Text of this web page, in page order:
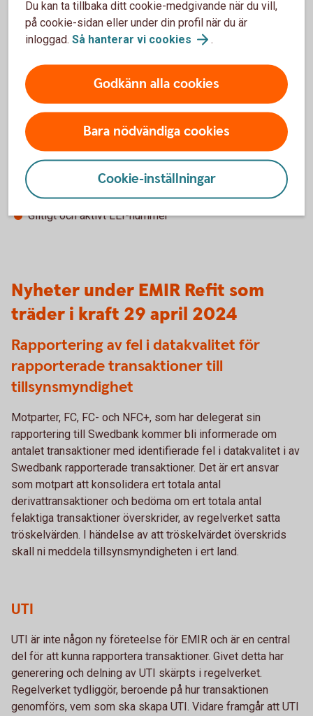
Rapporteringsavtal med Swedbank
Giltigt och aktivt LEI-nummer
FC, FC- och NFC+
Ni som kund som är klassificerad som FC, FC- och NFC+ är
rapporteringsskylda under EMIR för era OTC-derivat och
ETD transaktioner. Swedbank och sparbankerna erbjuder
hjälp med denna rapportering, så kallad delegerad
rapportering, för derivataffärer som görs med eller via
Swedbank. För att erhålla tjänsten krävs:
Rapporteringsavtal med Swedbank
Giltigt och aktivt LEI-nummer
Nyheter under EMIR Refit som
träder i kraft 29 april 2024
Rapportering av fel i datakvalitet för
rapporterade transaktioner till
tillsynsmyndighet
Motparter, FC, FC- och NFC+, som har delegerat sin
rapportering till Swedbank kommer bli informerade om
antalet transaktioner med identifierade fel i datakvalitet i av
Swedbank rapporterade transaktioner. Det är ert ansvar
som motpart att konsolidera ert totala antal
derivattransaktioner och bedöma om ert totala antal
felaktiga transaktioner överskrider, av regelverket satta
tröskelvärden. I händelse av att tröskelvärdet överskrids
skall ni meddela tillsynsmyndigheten i ert land.
UTI
UTI är inte någon ny företeelse för EMIR och är en central
del för att kunna rapportera transaktioner. Givet detta har
generering och delning av UTI skärpts i regelverket.
Regelverket tydliggör, beroende på hur transaktionen
genomförs, vem som ska skapa UTI. Vidare framgår att UTI
Du kan ta tillbaka ditt cookie-medgivande när du vill,
på cookie-sidan eller under din profil när du är
inloggad. Så hanterar vi cookies .
Godkänn alla cookies
Bara nödvändiga cookies
Cookie-inställningar